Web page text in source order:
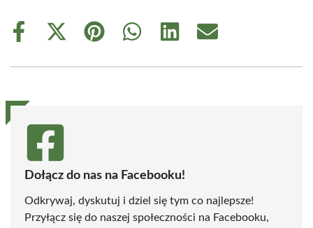
Share
Share
(Twitter)
Share
Share
Share
Share
Dołącz do nas na Facebooku!
Odkrywaj, dyskutuj i dziel się tym co najlepsze!
Przyłącz się do naszej społeczności na Facebooku,